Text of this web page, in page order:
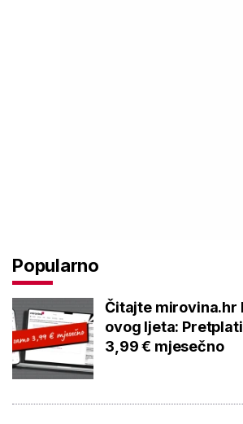
Popularno
Čitajte mirovina.hr
ovog ljeta:
3,99 € mjesečno